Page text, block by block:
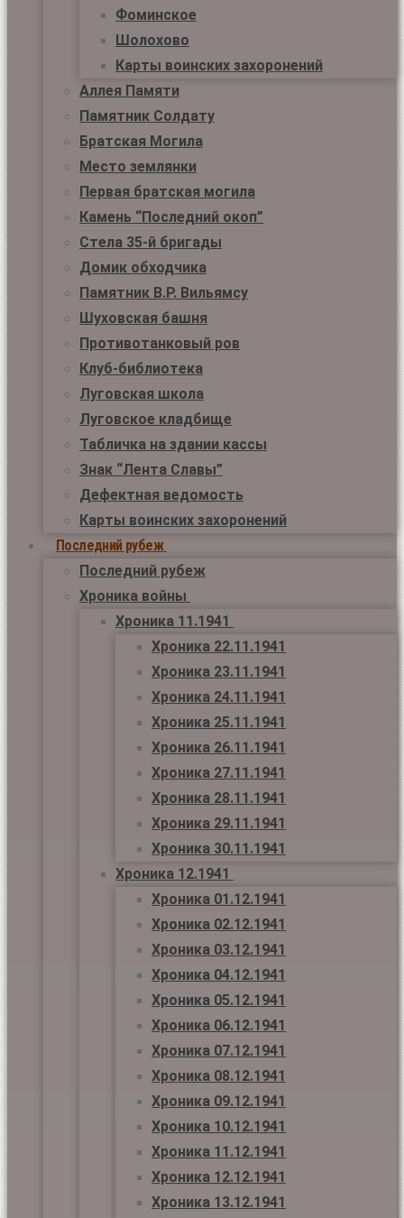
Фоминское
Шолохово
Карты воинских захоронений
Аллея Памяти
Памятник Солдату
Братская Могила
Место землянки
Первая братская могила
Камень “Последний окоп”
Стела 35-й бригады
Домик обходчика
Памятник В.Р. Вильямсу
Шуховская башня
Противотанковый ров
Клуб-библиотека
Луговская школа
Луговское кладбище
Табличка на здании кассы
Знак “Лента Славы”
Дефектная ведомость
Карты воинских захоронений
Последний рубеж
Последний рубеж
Хроника войны
Хроника 11.1941
Хроника 22.11.1941
Хроника 23.11.1941
Хроника 24.11.1941
Хроника 25.11.1941
Хроника 26.11.1941
Хроника 27.11.1941
Хроника 28.11.1941
Хроника 29.11.1941
Хроника 30.11.1941
Хроника 12.1941
Хроника 01.12.1941
Хроника 02.12.1941
Хроника 03.12.1941
Хроника 04.12.1941
Хроника 05.12.1941
Хроника 06.12.1941
Хроника 07.12.1941
Хроника 08.12.1941
Хроника 09.12.1941
Хроника 10.12.1941
Хроника 11.12.1941
Хроника 12.12.1941
Хроника 13.12.1941